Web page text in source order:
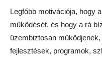
Legfőbb motivációja, hogy
működését, és hogy a rá
üzembiztosan
fejlesztések, programok,